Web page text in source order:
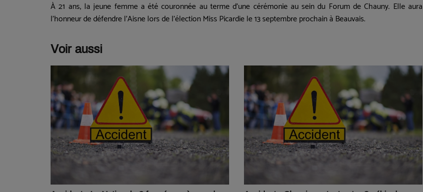
À 21 ans, la jeune femme a été couronnée au terme d'une cérémonie au sein du Forum de Chauny. Elleaura
l'honneur dedéfendre l'Aisne lors de l'élection Miss Picardiele 13 septembre prochain à Beauvais.
Voir aussi